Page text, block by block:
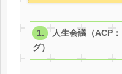
人生会議（ACP
グ）